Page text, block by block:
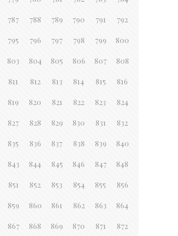
787 788 789 790 791 792
795 796 797 798 799 800
803 804 805 806 807 808
811 812 813 814 815 816
819 820 821 822 823 824
827 828 829 830 831 832
835 836 837 838 839 840
843 844 845 846 847 848
851 852 853 854 855 856
859 860 861 862 863 864
867 868 869 870 871 872